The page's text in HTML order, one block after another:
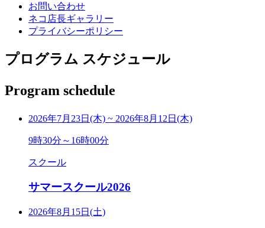
お問い合わせ
ネコ店長ギャラリー
プライバシーポリシー
プログラム スケジュール
Program schedule
2026年7月23日(木) ~ 2026年8月12日(木)
9時30分～16時00分
スクール
サマースクール2026
2026年8月15日(土)